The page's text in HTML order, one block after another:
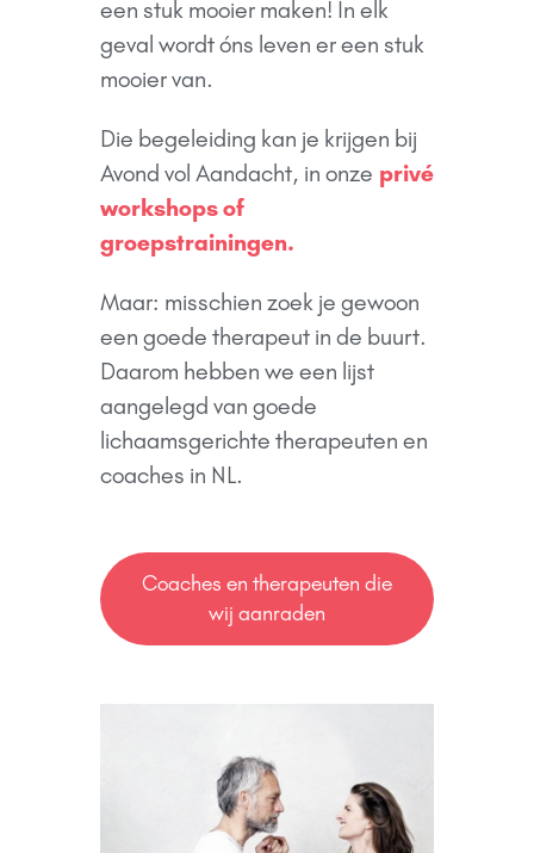
een stuk mooier maken! In elk
geval wordt óns leven er een stuk
mooier van.
Die begeleiding kan je krijgen bij
Avond vol Aandacht, in onze privé
workshops of
groepstrainingen.
Maar: misschien zoek je gewoon
een goede therapeut in de buurt.
Daarom hebben we een lijst
aangelegd van goede
lichaamsgerichte therapeuten en
coaches in NL.
Coaches en therapeuten die
wij aanraden